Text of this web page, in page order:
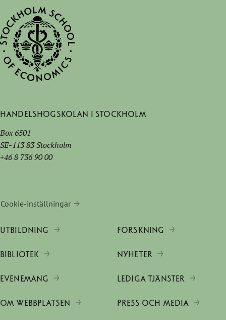
Handelshögskolan i Stockholm
Box 6501
SE-113 83 Stockholm
+46 8 736 90 00
Cookie-inställningar
UTBILDNING FORSKNING
BIBLIOTEK NYHETER
EVENEMANG LEDIGA TJÄNSTER
OM WEBBPLATSEN PRESS OCH MEDIA